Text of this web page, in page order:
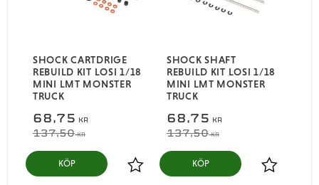
SHOCK CARTDRIGE
REBUILD KIT LOSI 1/18
MINI LMT MONSTER
TRUCK
68,75 KR
137,50KR
Lägg till i favoriter
KÖP
SHOCK SHAFT
REBUILD KIT LOSI 1/18
MINI LMT MONSTER
TRUCK
68,75 KR
137,50KR
Lägg till i
KÖP